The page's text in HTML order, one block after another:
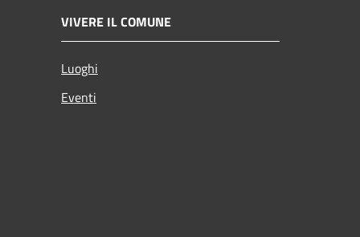
VIVERE IL COMUNE
Luoghi
Eventi